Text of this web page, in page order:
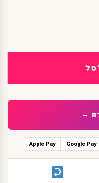
←
Google Pay
Apple Pay